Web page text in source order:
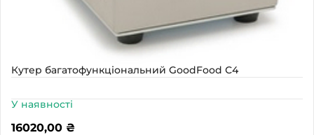
Кутер багатофункціональний GoodFood С4
У наявності
16020,00 ₴